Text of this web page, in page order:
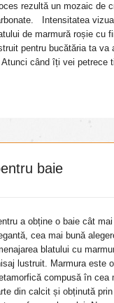
rezultă un mozaic de
Intensitatea
de marmură roșie cu
pentru bucătăria ta va
când îți vei petrece
baie
a obține o baie cât mai
cea mai bună
blatului cu
lustruit. Marmura este
compusă în cea
din calcit și obținută prin